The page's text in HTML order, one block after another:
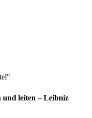
leiten – Leibniz